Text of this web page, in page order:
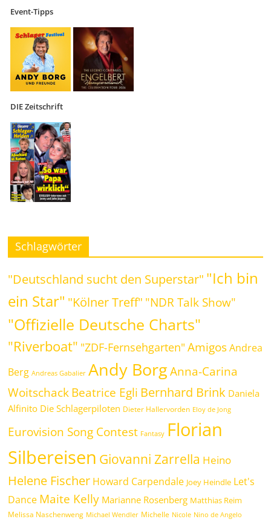
Event-Tipps
DIE Zeitschrift
Schlagwörter
"Deutschland sucht den Superstar" "Ich bin
ein Star" "Kölner Treff" "NDR Talk Show"
"Offizielle Deutsche Charts"
"Riverboat" "ZDF-Fernsehgarten" Amigos Andrea
Berg Andreas Gabalier Andy Borg Anna-Carina
WoitschackBeatrice Egli Bernhard Brink Daniela
Alfinito Die Schlagerpiloten Dieter Hallervorden Eloy de Jong
Eurovision Song Contest Fantasy Florian
Silbereisen Giovanni Zarrella Heino
Helene Fischer Howard Carpendale Joey Heindle Let's
Dance Maite Kelly Marianne Rosenberg Matthias Reim
Melissa Naschenweng Michael Wendler Michelle Nicole Nino de Angelo